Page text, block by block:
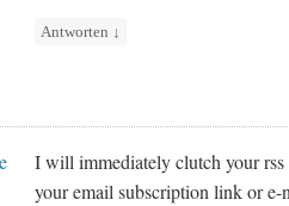
Antworten ↓
I will immediately clutch your
your email subscription link or e-